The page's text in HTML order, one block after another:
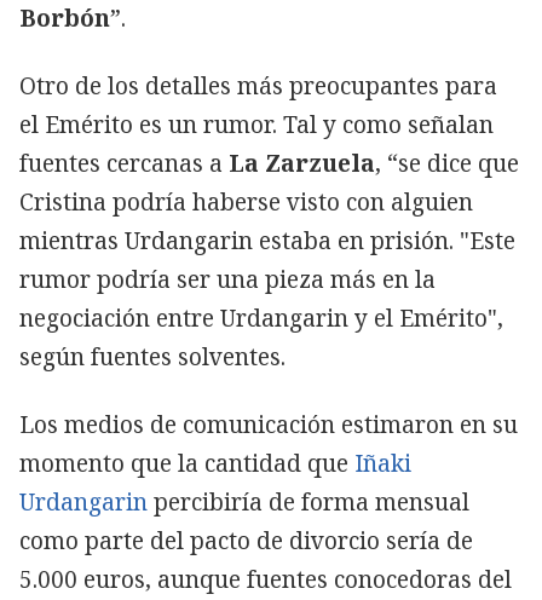
Borbón”.
Otro de los detalles más preocupantes para
el Emérito es un rumor. Tal y como señalan
fuentes cercanas a La Zarzuela, “se dice que
Cristina podría haberse visto con alguien
mientras Urdangarin estaba en prisión. "Este
rumor podría ser una pieza más en la
negociación entre Urdangarin y el Emérito",
según fuentes solventes.
Los medios de comunicación estimaron en su
momento que la cantidad que Iñaki
Urdangarinpercibiría de forma mensual
como parte del pacto de divorcio sería de
5.000 euros, aunque fuentes conocedoras del